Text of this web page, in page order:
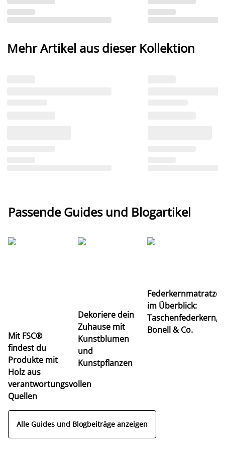
Mehr Artikel aus dieser Kollektion
Passende Guides und Blogartikel
Mit FSC®
findest du
Produkte mit
Holz aus
verantwortungsvollen
Quellen
Dekoriere dein
Zuhause mit
Kunstblumen
und
Kunstpflanzen
im Überblick:
Taschenfederkern,
Bonell & Co.
Alle Guides und Blogbeiträge anzeigen